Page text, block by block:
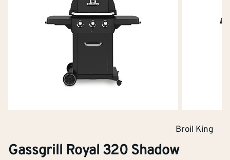
Broil King
Gassgrill Royal 320 Shadow